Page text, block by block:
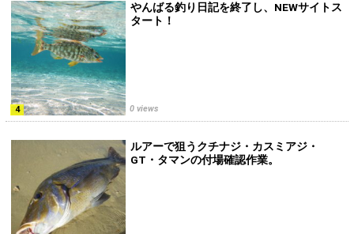
やんばる釣り日記を終了し、NEWサイトス
タート！
0 views
ルアーで狙うクチナジ・カスミアジ・
GT・タマンの付場確認作業。